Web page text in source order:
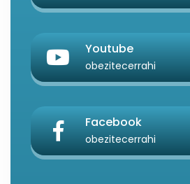
Youtube
obezitecerrahi
Facebook
obezitecerrahi